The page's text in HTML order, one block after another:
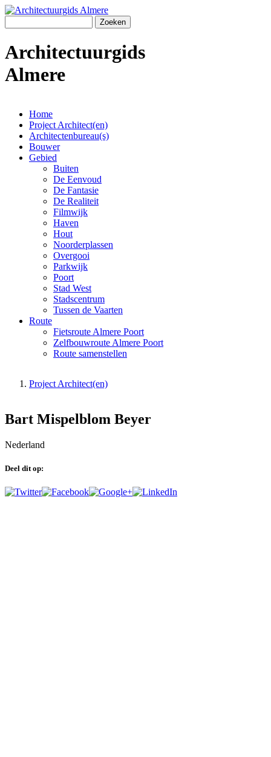
Overslaan en naar de algemene inhoud gaan
Architectuurgids
Almere
Main menu
Home
Project Architect(en)
Architectenbureau(s)
Bouwer
Gebied
Buiten
De Eenvoud
De Fantasie
De Realiteit
Filmwijk
Haven
Hout
Noorderplassen
Overgooi
Parkwijk
Poort
Stad West
Stadscentrum
Tussen de Vaarten
Route
Fietsroute Almere Poort
Zelfbouwroute Almere Poort
Route samenstellen
Project Architect(en)
Bart Mispelblom Beyer
Nederland
Deel dit op: